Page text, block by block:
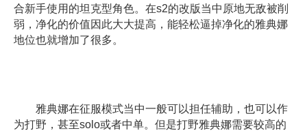
合新手使用的坦克型角色。在s2的改版当中原地无敌被削
弱，净化的价值因此大大提高，能轻松逼掉净化的雅典娜
地位也就增加了很多。
雅典娜在征服模式当中一般可以担任辅助，也可以作
为打野，甚至solo或者中单。但是打野雅典娜需要较高的